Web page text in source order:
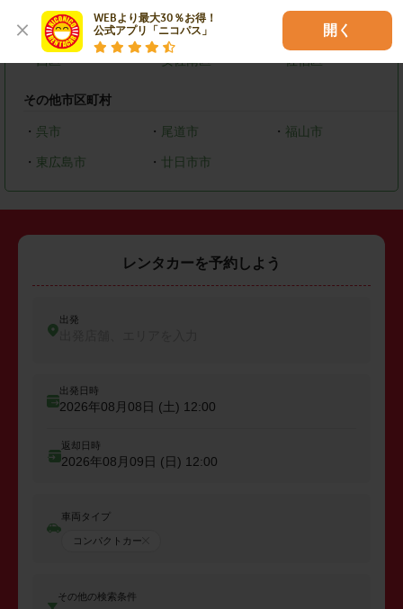
WEBより最大30％お得！
公式アプリ「ニコパス」
開く
・ 中区 ・東区
・西区 ・安佐南区 ・佐伯区
その他市区町村
・ 呉市 ・ 尾道市 ・ 福山市
・ 東広島市 ・ 廿日市市
レンタカーを予約しよう
出発
出発日時
2026年08月08日 (土) 12:00
返却日時
2026年08月09日 (日) 12:00
車両タイプ
コンパクトカー
その他の検索条件